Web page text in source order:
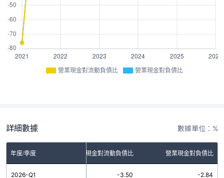
營業現金對流動負債比 營業現金對負債比
詳細數據 數據單位：%
年度/季度 營業現金對流動負債比 營業現金對負債比
2026-Q1 -3.50 -2.84